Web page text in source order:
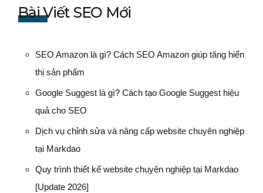
Bài Viết SEO Mới
SEO Amazon là gì? Cách SEO Amazon giúp tăng hiển
thị sản phẩm
Google Suggest là gì? Cách tạo Google Suggest hiệu
quả cho SEO
Dịch vụ chỉnh sửa và nâng cấp website chuyên nghiệp
tại Markdao
Quy trình thiết kế website chuyên nghiệp tại Markdao
[Update 2026]